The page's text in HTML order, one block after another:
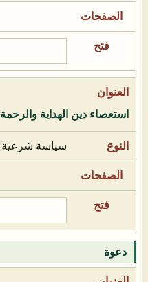
استعصاء دين الهداية والرحمة
سياسة شرعية
دعوة